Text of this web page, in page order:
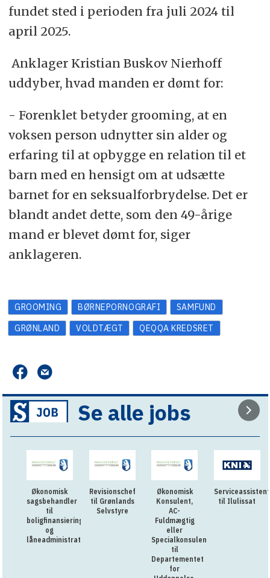
fundet sted i perioden fra juli 2024 til
april 2025.
Anklager Kristian Buskov Nierhoff
uddyber, hvad manden er dømt for:
- Forenklet betyder grooming, at en
voksen person udnytter sin alder og
erfaring til at opbygge en relation til et
barn med en hensigt om at udsætte
barnet for en seksualforbrydelse. Det er
blandt andet dette, som den 49-årige
mand er blevet dømt for, siger
anklageren.
GROOMING BØRNEPORNOGRAFI
SAMFUND
GRØNLAND
VOLDTÆGT QEQQA KREDSRET
Se alle jobs
Økonomisk
sagsbehandler
til
boligfinansiering
og
låneadministration
Revisionschef
til Grønlands
Selvstyre
Økonomisk
Konsulent,
AC-
Fuldmægtig
eller
Specialkonsulent
til
Departementet
for
Serviceassistent
til Ilulissat